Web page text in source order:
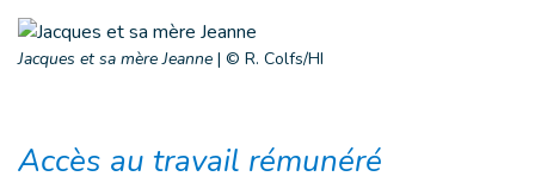
Jacques et sa mère Jeanne | © R. Colfs/HI
Accès au travail rémunéré